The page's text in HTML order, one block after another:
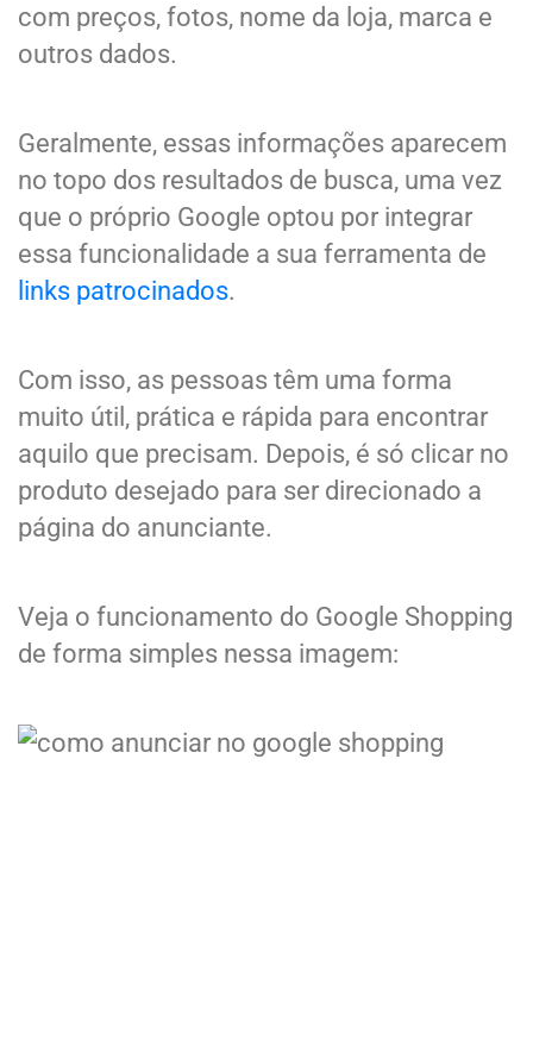
com preços, fotos, nome da loja, marca e
outros dados.
Geralmente, essas informações aparecem
no topo dos resultados de busca, uma vez
que o próprio Google optou por integrar
essa funcionalidade a sua ferramenta de
links patrocinados.
Com isso, as pessoas têm uma forma
muito útil, prática e rápida para encontrar
aquilo que precisam. Depois, é só clicar no
produto desejado para ser direcionado a
página do anunciante.
Veja o funcionamento do Google Shopping
de forma simples nessa imagem: